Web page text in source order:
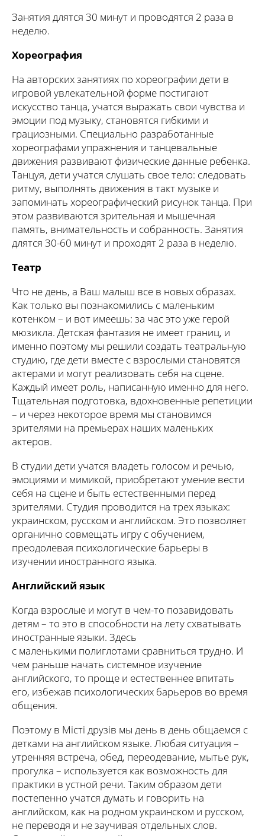
Занятия длятся 30 минут и проводятся 2 раза в
неделю.
Хореография
На авторских занятиях по хореографии дети в
игровой увлекательной форме постигают
искусство танца, учатся выражать свои чувства и
эмоции под музыку, становятся гибкими и
грациозными. Специально разработанные
хореографами упражнения и танцевальные
движения развивают физические данные ребенка.
Танцуя, дети учатся слушать свое тело: следовать
ритму, выполнять движения в такт музыке и
запоминать хореографический рисунок танца. При
этом развиваются зрительная и мышечная
память, внимательность и собранность. Занятия
длятся 30-60 минут и проходят 2 раза в неделю.
Театр
Что не день, а Ваш малыш все в новых образах.
Как только вы познакомились с маленьким
котенком – и вот имеешь: за час это уже герой
мюзикла. Детская фантазия не имеет границ, и
именно поэтому мы решили создать театральную
студию, где дети вместе с взрослыми становятся
актерами и могут реализовать себя на сцене.
Каждый имеет роль, написанную именно для него.
Тщательная подготовка, вдохновенные репетиции
– и через некоторое время мы становимся
зрителями на премьерах наших маленьких
актеров.
В студии дети учатся владеть голосом и речью,
эмоциями и мимикой, приобретают умение вести
себя на сцене и быть естественными перед
зрителями. Студия проводится на трех языках:
украинском, русском и английском. Это позволяет
органично совмещать игру с обучением,
преодолевая психологические барьеры в
изучении иностранного языка.
Английский язык
Когда взрослые и могут в чем-то позавидовать
детям – то это в способности на лету схватывать
иностранные языки. Здесь
с маленькими полиглотами сравниться трудно. И
чем раньше начать системное изучение
английского, то проще и естественнее впитать
его, избежав психологических барьеров во время
общения.
Поэтому в Місті друзів мы день в день общаемся с
детками на английском языке. Любая ситуация –
утренняя встреча, обед, переодевание, мытье рук,
прогулка – используется как возможность для
практики в устной речи. Таким образом дети
постепенно учатся думать и говорить на
английском, как на родном украинском и русском,
не переводя и не заучивая отдельных слов.